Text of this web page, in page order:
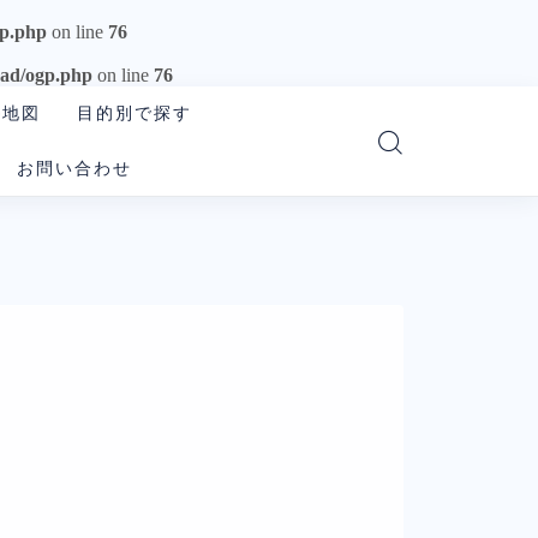
on line 76
ogp.php on line 76
図 目的別で探す
読む・要約AI
お問い合わせ